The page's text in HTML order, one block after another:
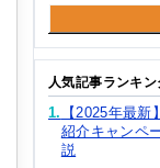
人気記事ランキン
1.
【2025年最
紹介キャンペ
説